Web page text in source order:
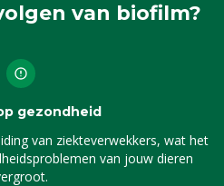
van biofilm?
gezondheid
van ziekteverwekkers, wat het
van jouw dieren